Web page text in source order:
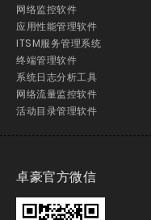
网络监控软件
应用性能管理软件
ITSM服务管理系统
终端管理软件
系统日志分析工具
网络流量监控软件
活动目录管理软件
卓豪官方微信